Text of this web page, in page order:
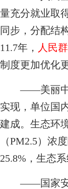
量充分就业取
同步，分配结
11.7年， 人民
制度更加优化
——美丽中国
实现，单位国
建成。生态环
（PM2.5）浓
25.8%，生态
——国家安全